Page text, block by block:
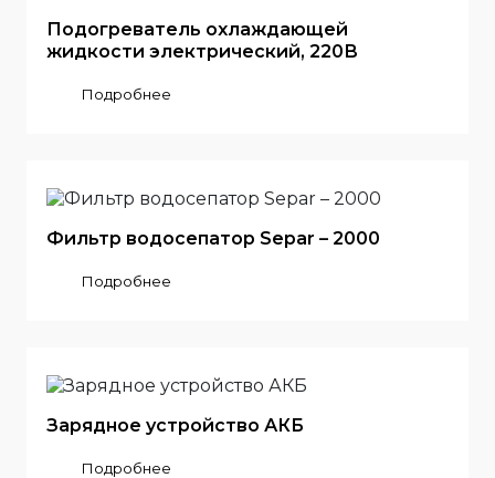
Подогреватель охлаждающей
жидкости электрический, 220В
Подробнее
Фильтр водосепатор Separ – 2000
Подробнее
Зарядное устройство АКБ
Подробнее